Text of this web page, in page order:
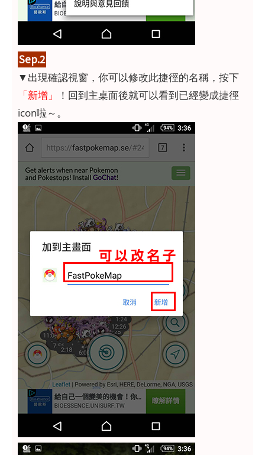
Sep.2
▼出現確認視窗，你可以修改此捷徑的名稱，按下
「新增」
！回到主桌面後就可以看到已經變成捷徑
icon啦～。